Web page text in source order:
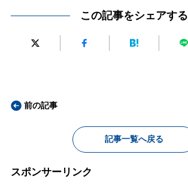
この記事をシェアする
前の記事
記事一覧へ戻る
スポンサーリンク